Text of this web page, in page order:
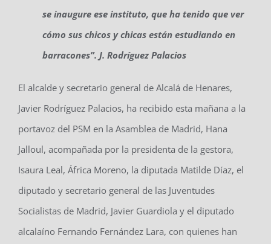
se inaugure ese instituto, que ha tenido que ver
cómo sus chicos y chicas están estudiando en
barracones”. J. Rodríguez Palacios
El alcalde y secretario general de Alcalá de Henares,
Javier Rodríguez Palacios, ha recibido esta mañana a la
portavoz del PSM en la Asamblea de Madrid, Hana
Jalloul, acompañada por la presidenta de la gestora,
Isaura Leal, África Moreno, la diputada Matilde Díaz, el
diputado y secretario general de las Juventudes
Socialistas de Madrid, Javier Guardiola y el diputado
alcalaíno Fernando Fernández Lara, con quienes han